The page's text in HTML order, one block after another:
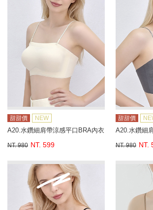
甜甜價 NEW
A20.水鑽細肩帶涼感平口BRA內衣
NT. 980 NT. 599
甜甜價
A20.水鑽細
NT. 980 NT.